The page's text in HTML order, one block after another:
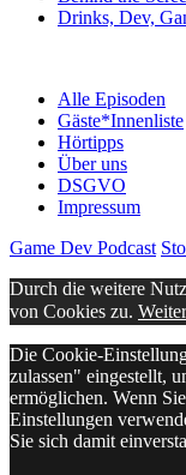
Drinks, Dev,
Alle Episoden
Gäste*Innenliste
Hörtipps
Über uns
DSGVO
Impressum
Game Dev Podcast
Durch die weitere
von Cookies zu.
Die Cookie-
zulassen" eingestellt,
ermöglichen. Wenn
Einstellungen
Sie sich damit